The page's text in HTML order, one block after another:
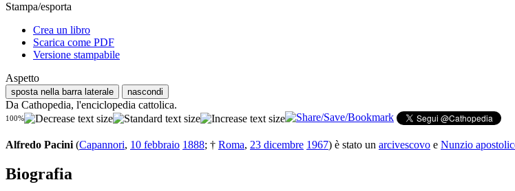
Stampa/esporta
Crea un libro
Scarica come PDF
Versione stampabile
Aspetto
sposta nella barra laterale nascondi
Da Cathopedia, l'enciclopedia cattolica.
100%
Alfredo Pacini (Capannori, 10 febbraio 1888; † Roma, 23 dicembre 1967) è stato un arcivescovo e Nunzio
Biografia